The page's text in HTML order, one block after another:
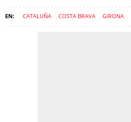
CATALUÑA COSTA BRAVA GIRONA